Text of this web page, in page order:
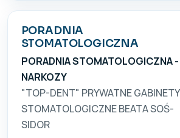
PORADNIA
STOMATOLOGICZNA
PORADNIA STOMATOLOGICZNA -
NARKOZY
"TOP-DENT" PRYWATNE GABINETY
STOMATOLOGICZNE BEATA SOŚ-
SIDOR